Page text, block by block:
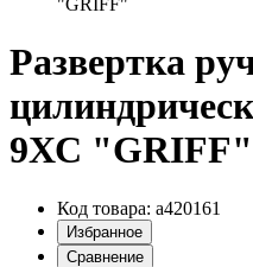
"GRIFF"
Развертка
9ХС "GRIFF"
Код товара: a420161
Избранное
Сравнение